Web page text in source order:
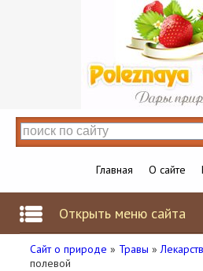
Главная О сайте
Открыть меню сайта
Сайт о природе » Травы »
полевой